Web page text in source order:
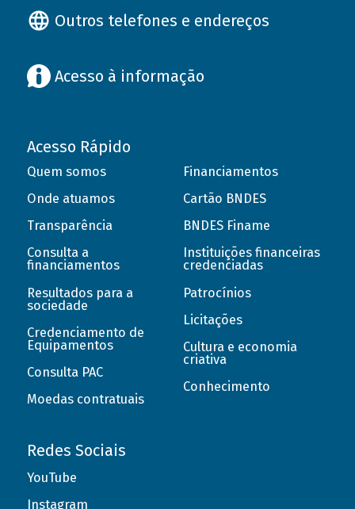
Outros telefones e endereços
Acesso à informação
Acesso Rápido
Quem somos
Onde atuamos
Transparência
Consulta a
financiamentos
Resultados para a
sociedade
Credenciamento de
Equipamentos
Consulta PAC
Moedas contratuais
Financiamentos
Cartão BNDES
BNDES Finame
Instituições financeiras
credenciadas
Patrocínios
Licitações
Cultura e economia
criativa
Conhecimento
Redes Sociais
YouTube
Instagram